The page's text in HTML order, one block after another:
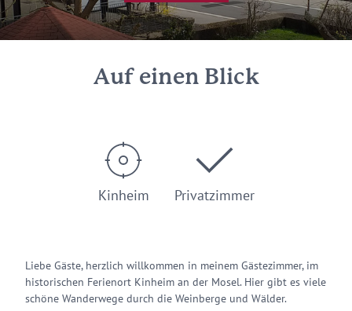
Auf einen Blick
Kinheim Privatzimmer
Liebe Gäste, herzlich willkommen in meinem Gästezimmer, im
historischen Ferienort Kinheim an der Mosel. Hier gibt es viele
schöne Wanderwege durch die Weinberge und Wälder.